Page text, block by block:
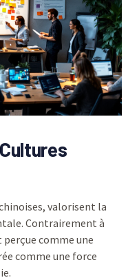
valorisent la
Contrairement à
perçue comme une
comme une force